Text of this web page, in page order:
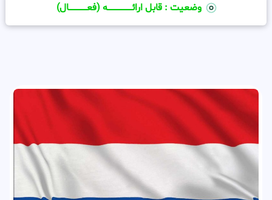
وضعیت : قابل ارائــــــــــــــــــــه (فعـــــــــــــــال)